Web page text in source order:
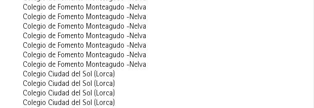
Colegio de Fomento Monteagudo -Nelva
Colegio de Fomento Monteagudo -Nelva
Colegio de Fomento Monteagudo -Nelva
Colegio de Fomento Monteagudo -Nelva
Colegio de Fomento Monteagudo -Nelva
Colegio de Fomento Monteagudo -Nelva
Colegio de Fomento Monteagudo -Nelva
Colegio Ciudad del Sol (Lorca)
Colegio Ciudad del Sol (Lorca)
Colegio Ciudad del Sol (Lorca)
Colegio Ciudad del Sol (Lorca)